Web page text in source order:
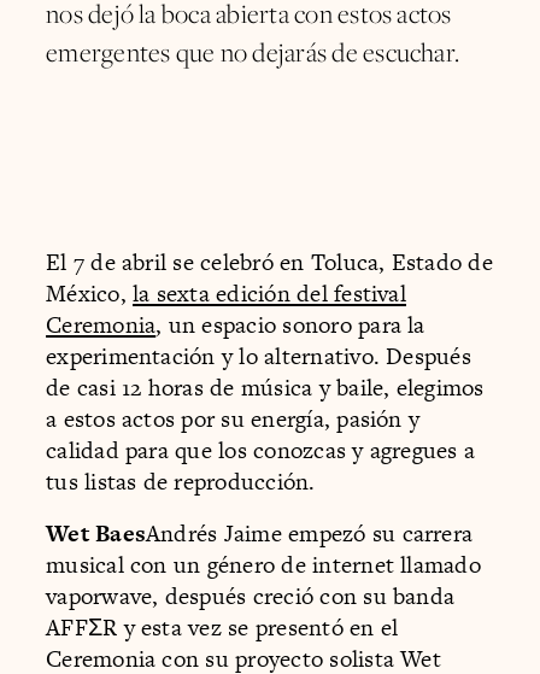
nos dejó la boca abierta con estos actos
emergentes que no dejarás de escuchar.
El 7 de abril se celebró en Toluca, Estado de
México, la sexta edición del festival
Ceremonia, un espacio sonoro para la
experimentación y lo alternativo. Después
de casi 12 horas de música y baile, elegimos
a estos actos por su energía, pasión y
calidad para que los conozcas y agregues a
tus listas de reproducción.
Wet BaesAndrés Jaime empezó su carrera
musical con un género de internet llamado
vaporwave, después creció con su banda
AFFΣR y esta vez se presentó en el
Ceremonia con su proyecto solista Wet